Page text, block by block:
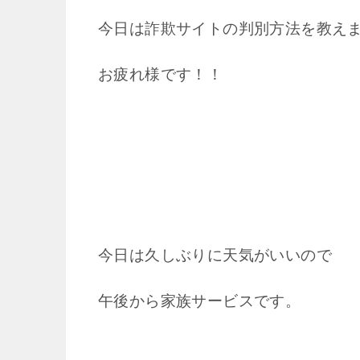
今日は詐欺サイトの判別方法を教え
お疲れ様です！！
今日は久しぶりに天気がいいので
午後から家族サービスです。